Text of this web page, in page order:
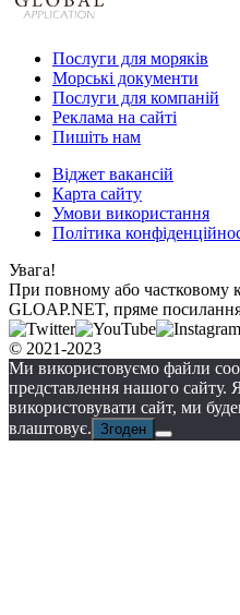
Послуги для моряків
Морські документи
Послуги для компаній
Реклама на сайті
Пишіть нам
Віджет вакансій
Карта сайту
Умови використання
Політика
Увага!
При повному або частковому
GLOAP.NET, пряме
© 2021-2023
Ми використовуємо файли
представлення нашого
використовувати сайт, ми
влаштовує. Згоден